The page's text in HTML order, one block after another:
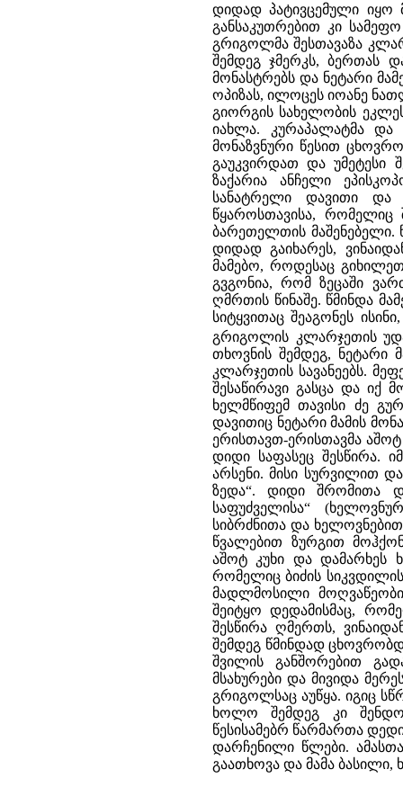
დიდად პატივცემული იყო
განსაკუთრებით კი
გრიგოლმა შესთავაზა
შემდეგ ჯმერკს, ბერთას
მონასტრებს და ნეტარი
ოპიზას, ილოცეს იოანე
გიორგის სახელობის
იახლა. კურაპალატმა და
მონაზვნური წესით
გაუკვირდათ და უმეტესი
ზაქარია ანჩელი
სანატრელი დავითი და
წყაროსთავისა, რომელიც
ბარეთელთის მაშენებელი.
დიდად გაიხარეს,
მამებო, როდესაც
გვგონია, რომ ზეცაში
ღმრთის წინაშე. წმინდა
სიტყვითაც შეაგონეს
გრიგოლის კლარჯეთის
თხოვნის შემდეგ, ნეტარი
კლარჯეთის სავანეებს.
შესაწირავი გასცა და იქ
ხელმწიფემ თავისი ძე
დავითიც ნეტარი მამის
ერისთავთ-ერისთავმა აშოტ
დიდი საფასეც შესწირა.
არსენი. მისი სურვილით
ზედა“. დიდი შრომითა
საფუძველისა“
სიბრძნითა და
წვალებით ზურგით
აშოტ კუხი და დამარხეს
რომელიც ბიძის
მადლმოსილი
შეიტყო დედამისმაც,
შესწირა ღმერთს,
შემდეგ წმინდად
შვილის განშორებით
მსახურები და მივიდა
გრიგოლსაც აუწყა. იგიც
ხოლო შემდეგ კი
წესისამებრ წარმართა
დარჩენილი წლები.
გაათხოვა და მამა ბასილი,